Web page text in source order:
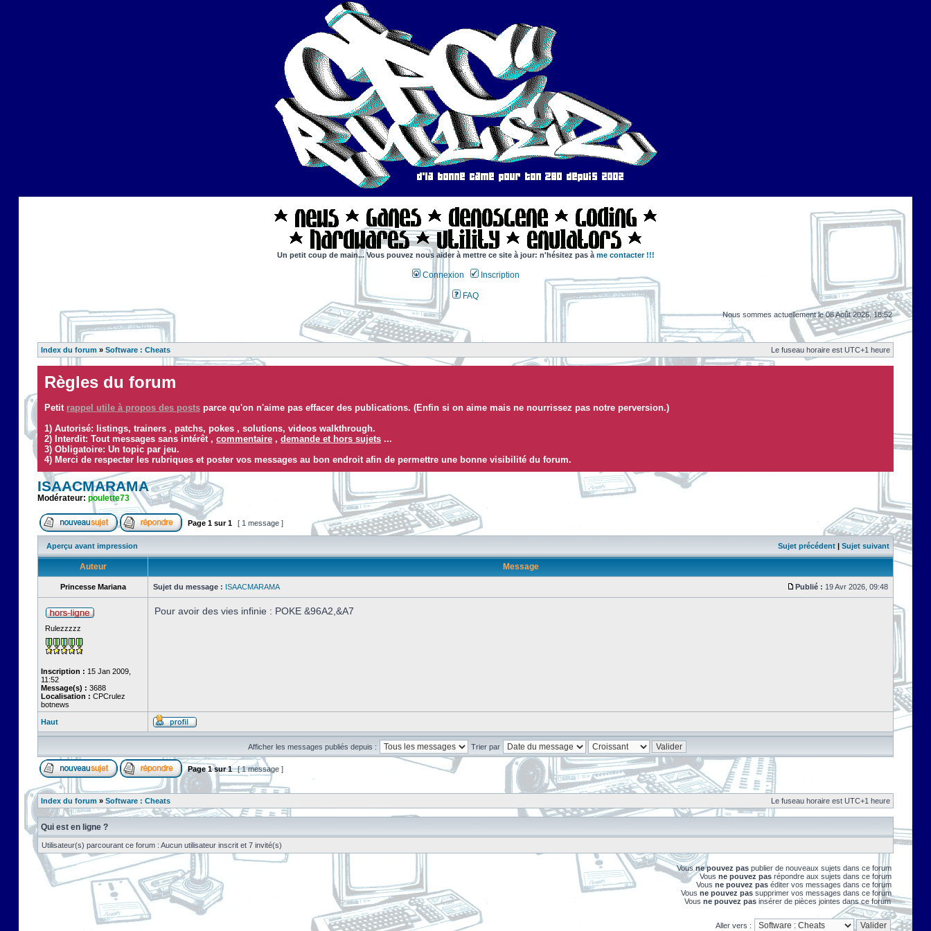
Un petit coup de main... Vous pouvez nous aider à mettre ce site à jour: n'hésitez pas à me contacter !!!
Connexion Inscription
FAQ
Nous sommes actuellement le 08 Août 2026, 18:52
Index du forum » Software : Cheats Le fuseau horaire est UTC+1 heure
Règles du forum
Petit rappel utile à propos des posts parce qu'on n'aime pas effacer des publications. (Enfin si on aime mais ne nourrissez pas notre perversion.)
1) Autorisé: listings, trainers , patchs, pokes , solutions, videos walkthrough.
2) Interdit: Tout messages sans intérêt , commentaire , demande et hors sujets ...
3) Obligatoire: Un topic par jeu.
4) Merci de respecter les rubriques et poster vos messages au bon endroit afin de permettre une bonne visibilité du forum.
ISAACMARAMA
Modérateur: poulette73
Page 1 sur1 [ 1 message ]
Aperçu avant impression Sujet précédent | Sujet suivant
Auteur Message
Princesse Mariana Sujet du message : ISAACMARAMA Publié : 19 Avr 2026, 09:48
Rulezzzzz
Inscription : 15 Jan 2009,
11:52
Message(s) : 3688
Localisation : CPCrulez
botnews
Pour avoir des vies infinie : POKE &96A2,&A7
Haut
Afficher les messages publiés depuis : Trier par
Page1sur1 [ 1 message ]
Index du forum » Software : Cheats Le fuseau horaire est UTC+1 heure
Qui est en ligne ?
Utilisateur(s) parcourant ce forum : Aucun utilisateur inscrit et 7 invité(s)
Vousne pouvez pas publier de nouveaux sujets dans ce forum
Vous ne pouvez pas répondre aux sujets dans ce forum
Vous ne pouvez pas éditer vos messages dans ce forum
Vous ne pouvez pas supprimer vos messages dans ce forum
Vous ne pouvez pas insérer de pièces jointes dans ce forum
Aller vers :